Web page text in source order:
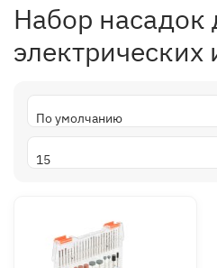
Набор насадок
электрических